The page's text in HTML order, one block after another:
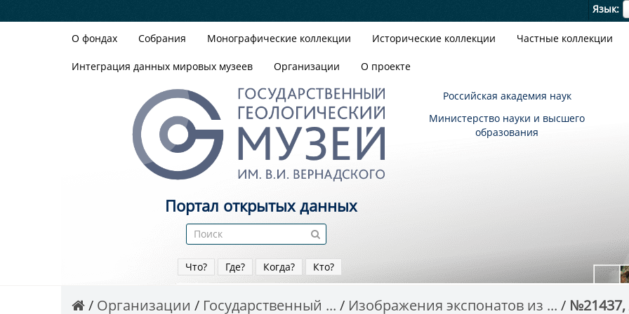
Язык
О фондах Собрания Монографические коллекции Исторические коллекции Частные коллекции
Интеграция данных мировых музеев Организации О проекте
Российская академия наук
Министерство науки и высшего
образования
Портал открытых данных
Что? Где? Когда? Кто?
Организации Государственный ... Изображения экспонатов из ... №21437,